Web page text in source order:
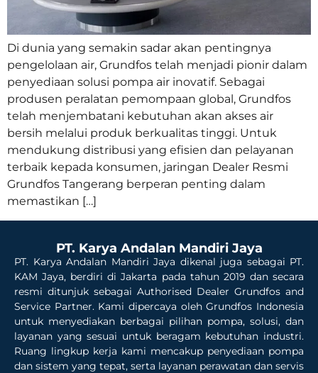
Di dunia yang semakin sadar akan pentingnya
pengelolaan air, Grundfos telah menjadi pionir dalam
penyediaan solusi pompa air inovatif. Sebagai
produsen peralatan pemompaan global, Grundfos
telah menjembatani kebutuhan akan akses air
bersih melalui produk berkualitas tinggi. Untuk
mendukung distribusi yang efisien dan pelayanan
terbaik kepada konsumen, jaringan Dealer Resmi
Grundfos Tangerang berperan penting dalam
memastikan […]
PT. Karya Andalan Mandiri Jaya
PT. Karya Andalan Mandiri Jaya dikenal juga sebagai PT.
KAM Jaya, berdiri di Jakarta pada tahun 2019 dan secara
resmi ditunjuk sebagai Authorised Dealer Grundfos and
Service Partner. Kami dipercaya oleh Grundfos Indonesia
untuk menyediakan berbagai pilihan pompa, solusi, dan
layanan yang sesuai untuk beragam kebutuhan industri.
Ruang lingkup kerja kami mencakup penyediaan pompa
dan sistem yang tepat, serta layanan perawatan dan servis